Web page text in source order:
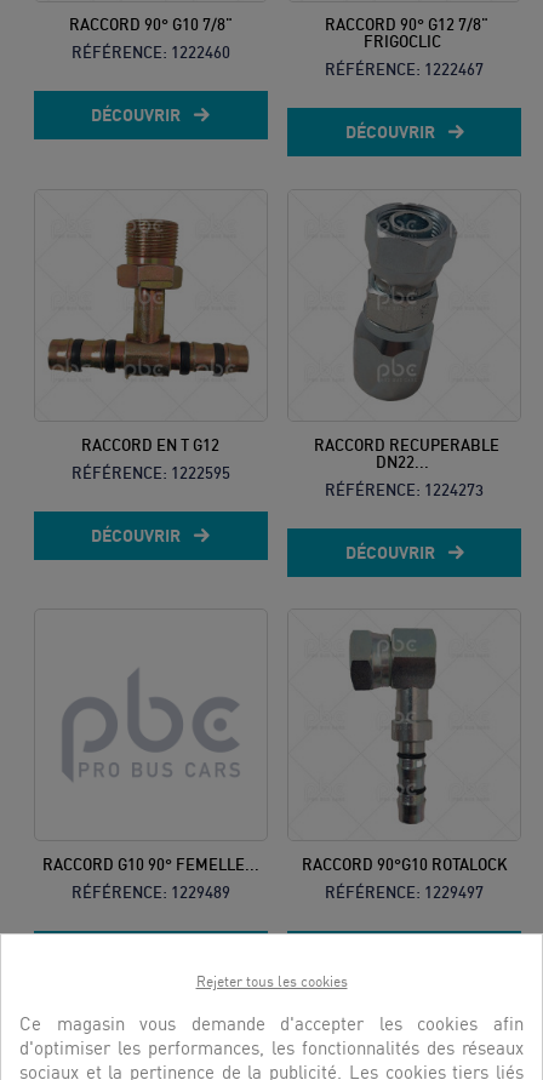
RACCORD 90° G10 7/8"
RÉFÉRENCE: 1222460
DÉCOUVRIR
RACCORD 90° G12 7/8"
FRIGOCLIC
RÉFÉRENCE: 1222467
DÉCOUVRIR
RACCORD EN T G12
RÉFÉRENCE: 1222595
DÉCOUVRIR
RACCORD RECUPERABLE
DN22...
RÉFÉRENCE: 1224273
DÉCOUVRIR
RACCORD G10 90° FEMELLE...
RÉFÉRENCE: 1229489
RACCORD 90°G10 ROTALOCK
RÉFÉRENCE: 1229497
Rejeter tous les cookies
Ce magasin vous demande d'accepter les cookies afin
d'optimiser les performances, les fonctionnalités des réseaux
sociaux et la pertinence de la publicité. Les cookies tiers liés